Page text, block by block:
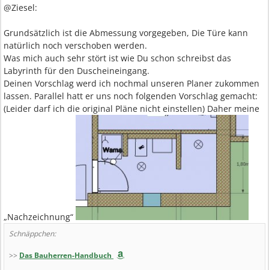
@Ziesel:
Grundsätzlich ist die Abmessung vorgegeben, Die Türe kann
natürlich noch verschoben werden.
Was mich auch sehr stört ist wie Du schon schreibst das
Labyrinth für den Duscheineingang.
Deinen Vorschlag werd ich nochmal unseren Planer zukommen
lassen. Parallel hatt er uns noch folgenden Vorschlag gemacht:
(Leider darf ich die original Pläne nicht einstellen) Daher meine
„Nachzeichnung“
Schnäppchen:
>> Das Bauherren-Handbuch